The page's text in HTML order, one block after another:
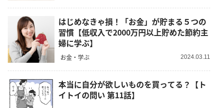
はじめなきゃ損！「お金」が貯まる５つの
習慣【低収入で2000万円以上貯めた節約主
婦に学ぶ】
お金・学ぶ 2024.03.11
本当に自分が欲しいものを買ってる？【ト
イトイの問い 第11話】